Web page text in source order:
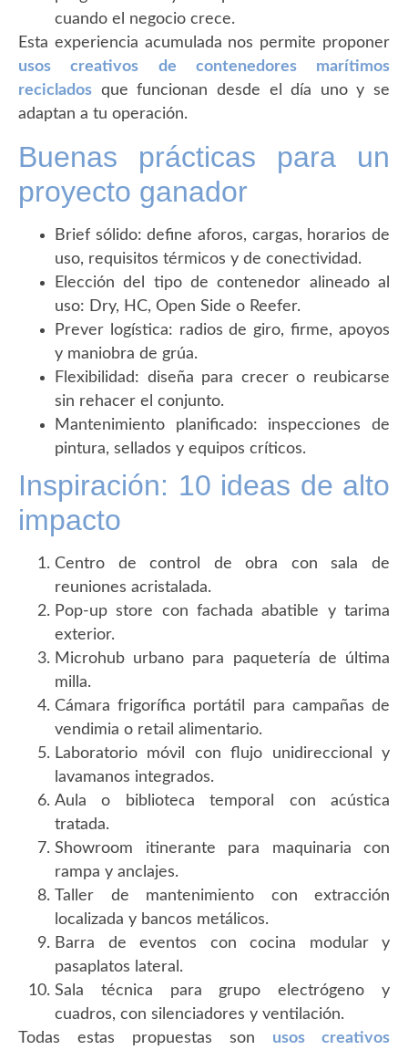
cuando el negocio crece.
Esta experiencia acumulada nos permite proponer
usos creativos de contenedores marítimos
reciclados que funcionan desde el día uno y se
adaptan a tu operación.
Buenas prácticas para un
proyecto ganador
Brief sólido: define aforos, cargas, horarios de
uso, requisitos térmicos y de conectividad.
Elección del tipo de contenedor alineado al
uso: Dry, HC, Open Side o Reefer.
Prever logística: radios de giro, firme, apoyos
y maniobra de grúa.
Flexibilidad: diseña para crecer o reubicarse
sin rehacer el conjunto.
Mantenimiento planificado: inspecciones de
pintura, sellados y equipos críticos.
Inspiración: 10 ideas de alto
impacto
Centro de control de obra con sala de
reuniones acristalada.
Pop-up store con fachada abatible y tarima
exterior.
Microhub urbano para paquetería de última
milla.
Cámara frigorífica portátil para campañas de
vendimia o retail alimentario.
Laboratorio móvil con flujo unidireccional y
lavamanos integrados.
Aula o biblioteca temporal con acústica
tratada.
Showroom itinerante para maquinaria con
rampa y anclajes.
Taller de mantenimiento con extracción
localizada y bancos metálicos.
Barra de eventos con cocina modular y
pasaplatos lateral.
Sala técnica para grupo electrógeno y
cuadros, con silenciadores y ventilación.
Todas estas propuestas son usos creativos